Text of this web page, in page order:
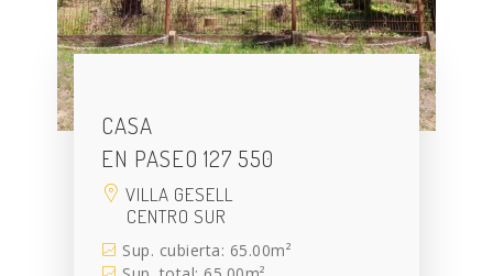
CASA
EN PASEO 127 550
VILLA GESELL
CENTRO SUR
Sup. cubierta: 65.00m²